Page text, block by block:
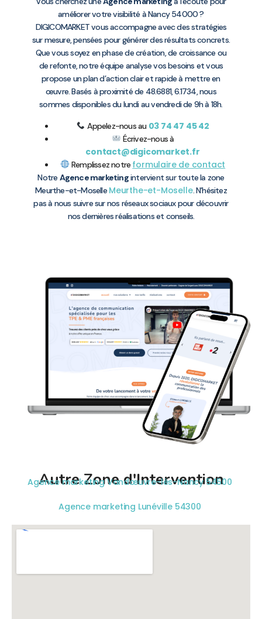
améliorer votre visibilité à Nancy 54000 ?
DIGICOMARKET vous accompagne avec des stratégies
sur mesure, pensées pour générer des résultats concrets.
Que vous soyez en phase de création, de croissance ou
de refonte, notre équipe analyse vos besoins et vous
propose un plan d’action clair et rapide à mettre en
œuvre. Basés à proximité de 48.6881, 6.1734, nous
sommes disponibles du lundi au vendredi de 9h à 18h.
Appelez-nous au 03 74 47 45 42
Écrivez-nous à
contact@digicomarket.fr
Remplissez notre formulaire de contact
Notre Agence marketingintervient sur toute la zone
Meurthe-et-Moselle Meurthe-et-Moselle. N’hésitez
pas à nous suivre sur nos réseaux sociaux pour découvrir
nos dernières réalisations et conseils.
Autre Zone d'Intervention
Agence marketing Vandœuvre-lès-Nancy 54500
Agence marketing Lunéville 54300